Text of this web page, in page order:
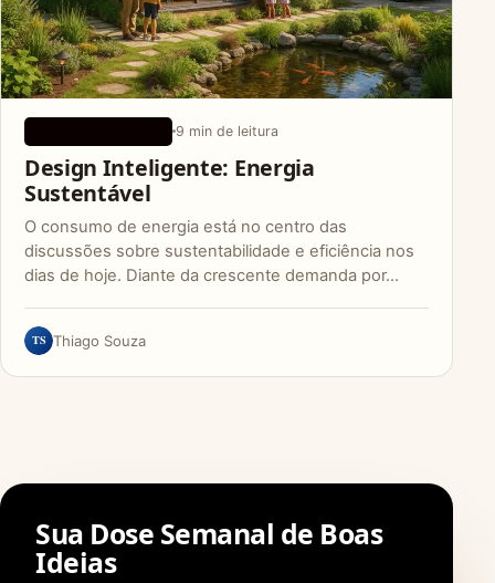
9 min de leitura
Design Inteligente: Energia
Sustentável
O consumo de energia está no centro das
discussões sobre sustentabilidade e eficiência nos
dias de hoje. Diante da crescente demanda por…
TS Thiago Souza
Sua Dose Semanal de Boas
Ideias